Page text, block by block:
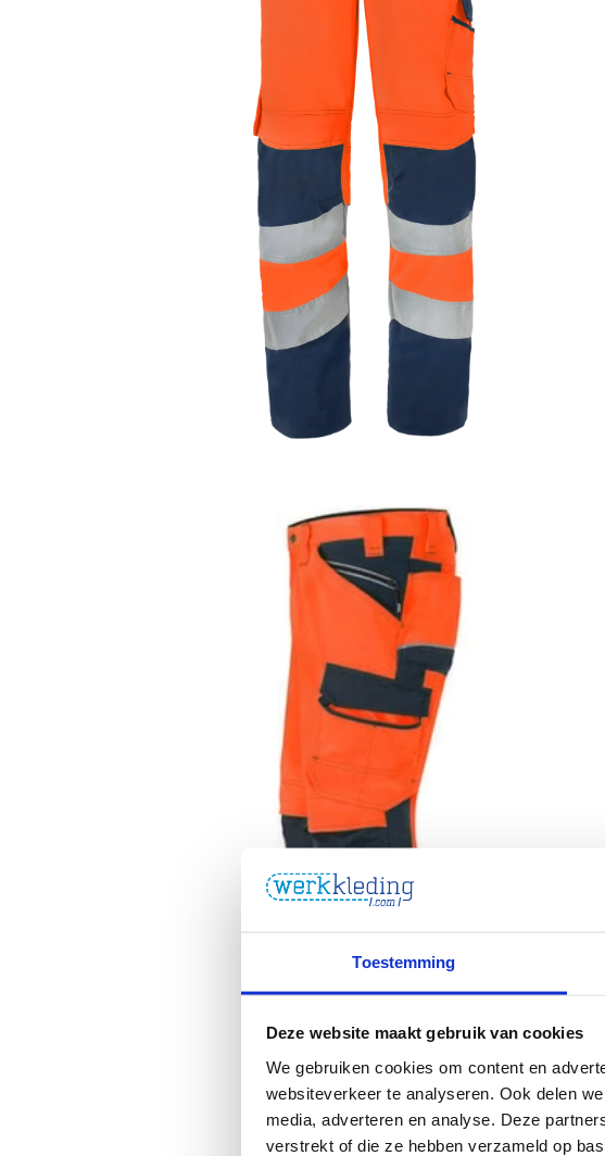
Toestemming
Deze website maakt gebruik van cookies
We gebruiken cookies om content en
websiteverkeer te analyseren. Ook delen
media, adverteren en analyse. Deze
verstrekt of die ze hebben verzameld op